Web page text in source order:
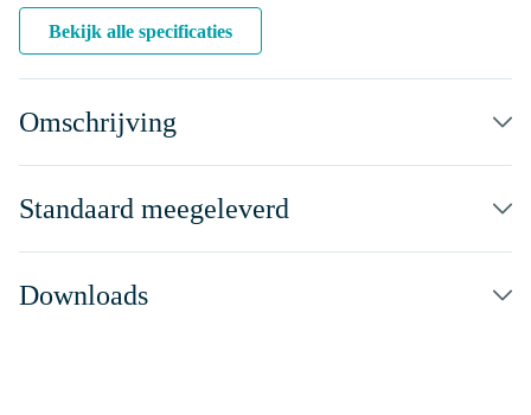
Bekijk alle specificaties
Omschrijving
Standaard meegeleverd
Downloads